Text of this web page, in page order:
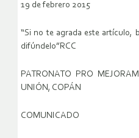
19 de febrero 2015
“Si no te agrada este artículo,
difúndelo”RCC
PATRONATO PRO
UNIÓN, COPÁN
COMUNICADO